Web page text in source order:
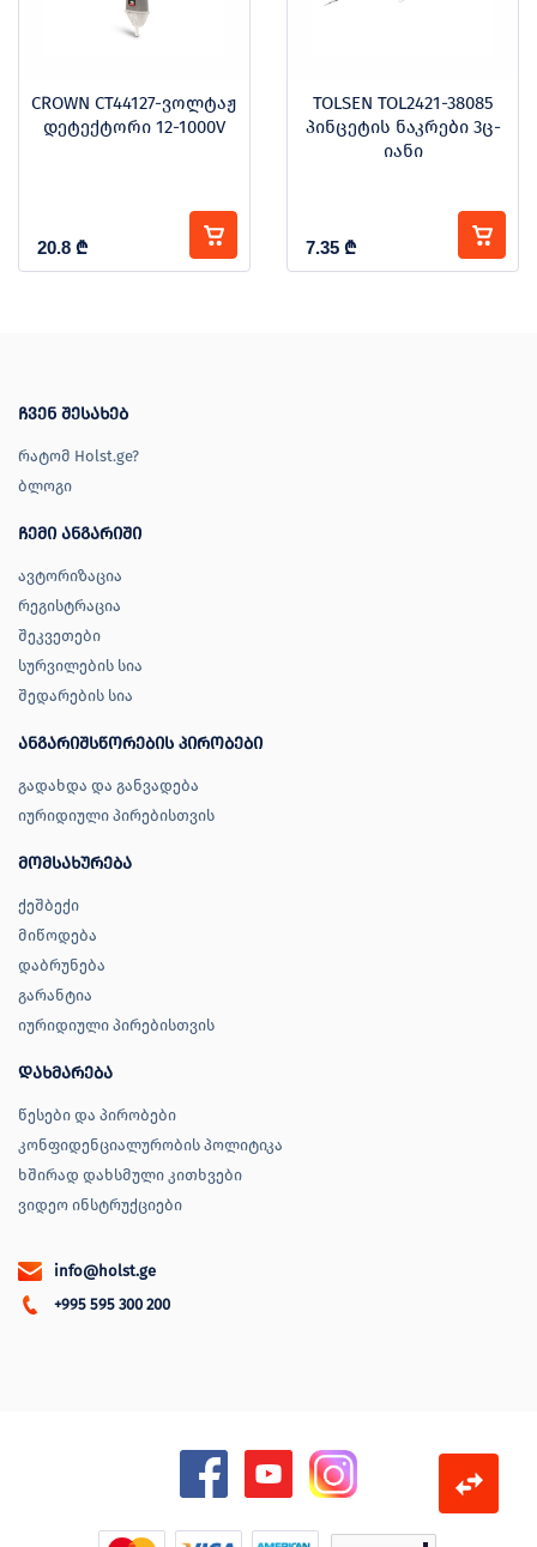
CROWN CT44127-ვოლტაჟ
დეტექტორი 12-1000V
20.8 ₾
TOLSEN TOL2421-38085
პინცეტის ნაკრები 3ც-
იანი
7.35 ₾
ჩვენ შესახებ
რატომ Holst.ge?
ბლოგი
ჩემი ანგარიში
ავტორიზაცია
რეგისტრაცია
შეკვეთები
სურვილების სია
შედარების სია
ანგარიშსწორების პირობები
გადახდა და განვადება
იურიდიული პირებისთვის
მომსახურება
ქეშბექი
მიწოდება
დაბრუნება
გარანტია
იურიდიული პირებისთვის
დახმარება
წესები და პირობები
კონფიდენციალურობის პოლიტიკა
ხშირად დახსმული კითხვები
ვიდეო ინსტრუქციები
info@holst.ge
+995 595 300 200